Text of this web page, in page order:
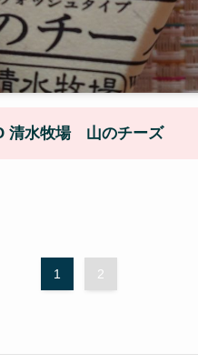
清水牧場 山のチーズ
1 2